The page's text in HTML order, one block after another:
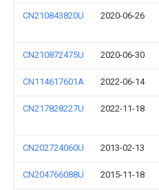
CN210843820U 2020-06-26
CN210872475U 2020-06-30
CN114617601A 2022-06-14
CN217828227U 2022-11-18
CN202724060U 2013-02-13
CN204766088U 2015-11-18